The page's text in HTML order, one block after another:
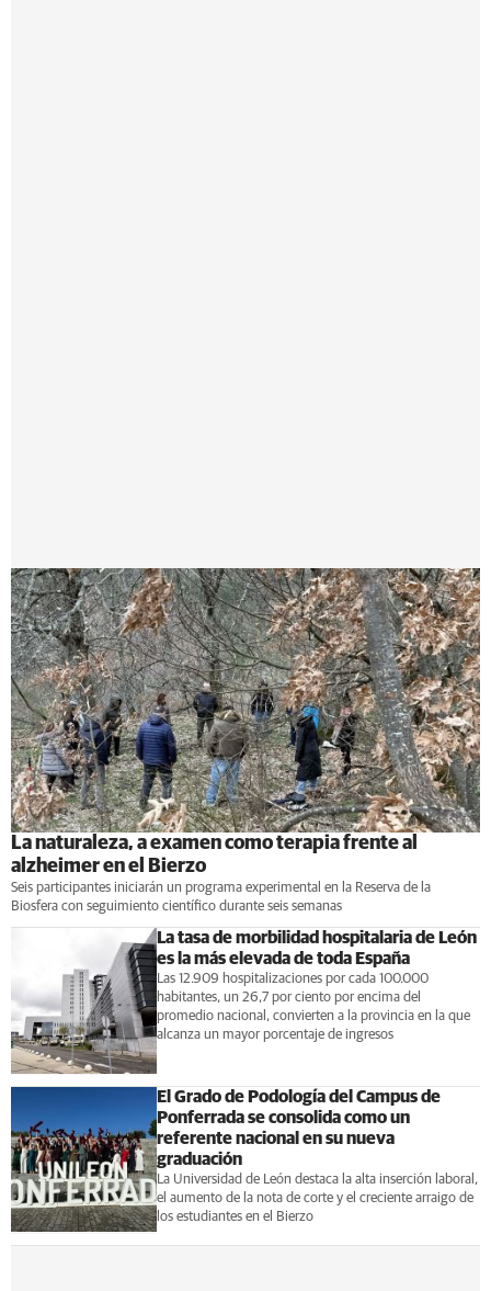
La naturaleza, a examen como terapia frente al
alzheimer en el Bierzo
Seis participantes iniciarán un programa experimental en la Reserva de la
Biosfera con seguimiento científico durante seis semanas
La tasa de morbilidad hospitalaria de León
es la más elevada de toda España
Las 12.909 hospitalizaciones por cada 100.000
habitantes, un 26,7 por ciento por encima del
promedio nacional, convierten a la provincia en la que
alcanza un mayor porcentaje de ingresos
El Grado de Podología del Campus de
Ponferrada se consolida como un
referente nacional en su nueva
graduación
La Universidad de León destaca la alta inserción laboral,
el aumento de la nota de corte y el creciente arraigo de
los estudiantes en el Bierzo